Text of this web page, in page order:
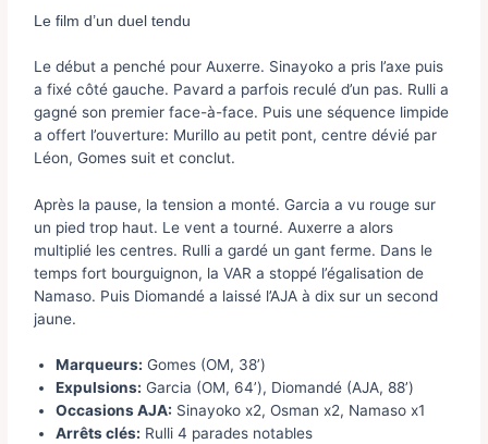
Le film d’un duel tendu
Le début a penché pour Auxerre. Sinayoko a pris l’axe puis
a fixé côté gauche. Pavard a parfois reculé d’un pas. Rulli a
gagné son premier face-à-face. Puis une séquence limpide
a offert l’ouverture: Murillo au petit pont, centre dévié par
Léon, Gomes suit et conclut.
Après la pause, la tension a monté. Garcia a vu rouge sur
un pied trop haut. Le vent a tourné. Auxerre a alors
multiplié les centres. Rulli a gardé un gant ferme. Dans le
temps fort bourguignon, la VAR a stoppé l’égalisation de
Namaso. Puis Diomandé a laissé l’AJA à dix sur un second
jaune.
Marqueurs: Gomes (OM, 38’)
Expulsions: Garcia (OM, 64’), Diomandé (AJA, 88’)
Occasions AJA: Sinayoko x2, Osman x2, Namaso x1
Arrêts clés: Rulli 4 parades notables